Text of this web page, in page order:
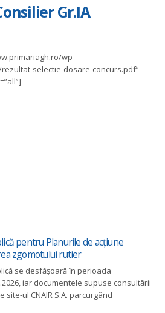
Gr.IA
wp-
selectie-dosare-concurs.pdf”
pentru Planurile de acțiune
zgomotului rutier
se desfășoară în perioada
iar documentele supuse consultării
site-ul CNAIR S.A. parcurgând